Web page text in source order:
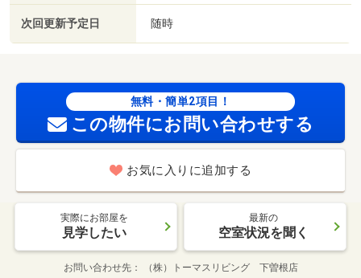
次回更新予定日 随時
無料・簡単2項目！
この物件にお問い合わせする
お気に入りに追加する
実際にお部屋を
見学したい
最新の
空室状況を聞く
お問い合わせ先 （株）トーマスリビング 下曽根店